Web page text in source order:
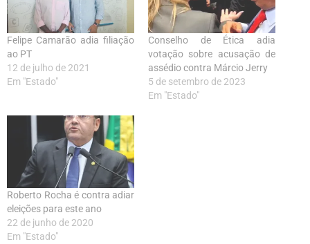
Felipe Camarão adia filiação
ao PT
12 de julho de 2021
Em "Estado"
Conselho de Ética adia
votação sobre acusação de
assédio contra Márcio Jerry
5 de setembro de 2023
Em "Estado"
Roberto Rocha é contra adiar
eleições para este ano
22 de junho de 2020
Em "Estado"